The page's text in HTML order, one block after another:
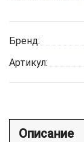
Бренд:
Артикул:
Описание